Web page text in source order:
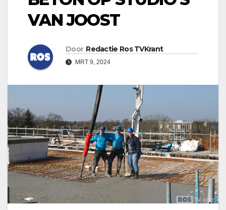
VAN JOOST
Door Redactie Ros TVKrant
MRT 9, 2024